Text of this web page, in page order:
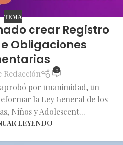
TEMA
crear Registro
Obligaciones
Redacción 0
por unanimidad, un
la Ley General de los
Niños y Adolescent...
LEYENDO